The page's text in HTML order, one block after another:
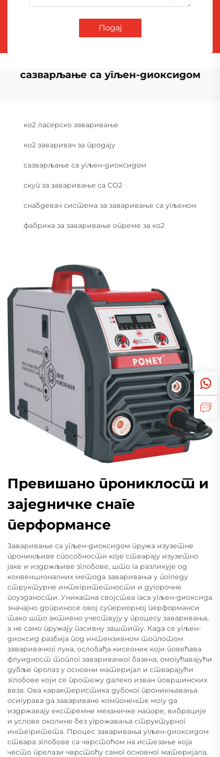
Подај
сазварљање са угљен-диоксидом
ко2 ласерско заваривање
ко2 заваривач за продају
сазварљање са угљен-диоксидом
скуп за заваривање са CO2
снабдевач система за заваривање са угљеном
фабрика за заваривање опреме за ко2
Превишано прониклост и
заједничке снаге
перформансе
Заваривање са угљен-диоксидом пружа изузетне
проникљиве способности које стварају изузетно
јаке и издржљиве зглобове, што га разликује од
конвенционалних метода заваривања у погледу
структурне интегритетности и дугорочне
поузданости. Уникатна својства гаса угљен-диоксида
значајно доприносе овој супериорној перформанси
тако што активно учествују у процесу заваривања,
а не само пружају пасивну заштиту. Када се угљен-
диоксид разбија под интензивном топлотом
заваривачког лука, ослобађа кисеоник који повећава
флуидност топлог заваривачког базена, омогућавајући
дубље пролаз у основни материјал и стварајући
зглобове који се протежу далеко изван површинских
веза. Ова карактеристика дубоког проникњавања
осигурава да завариване компоненте могу да
издржавају екстремне механичке напоре, вибрације
и услове околине без угрожавања структурног
интегритета. Процес заваривања угљен-диоксидом
ствара зглобове са чврстоћом на истезање која
често прелази чврстоћу самог основног материјала,